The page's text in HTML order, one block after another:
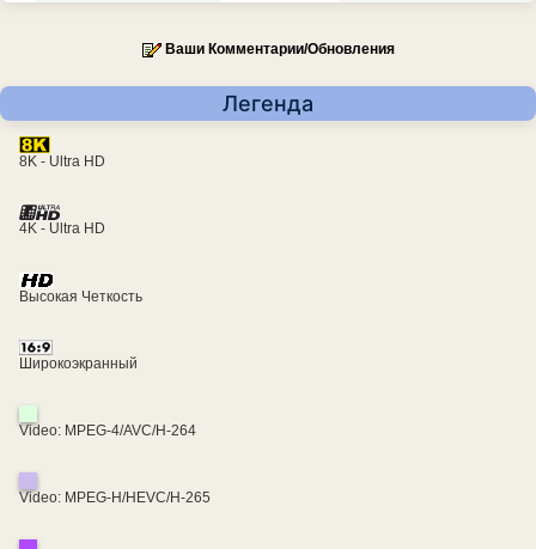
Ваши Комментарии/Обновления
Легенда
8K - Ultra HD
4K - Ultra HD
Высокая Четкость
Широкоэкранный
Video: MPEG-4/AVC/H-264
Video: MPEG-H/HEVC/H-265